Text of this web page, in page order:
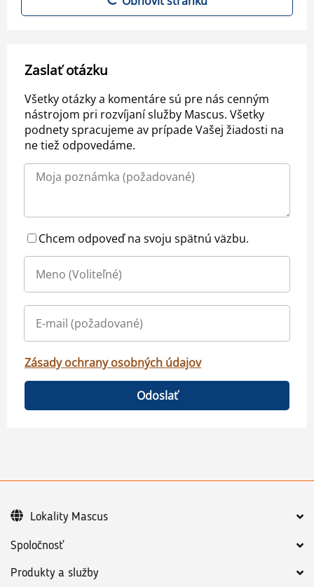
Zaslať otázku
Všetky otázky a komentáre sú pre nás cenným
nástrojom pri rozvíjaní služby Mascus. Všetky
podnety spracujeme av prípade Vašej žiadosti na
ne tiež odpovedáme.
Chcem odpoveď na svoju spätnú väzbu.
Zásady ochrany osobných údajov
Odoslať
Spoločnosť
Produkty a služby
Lokality Mascus